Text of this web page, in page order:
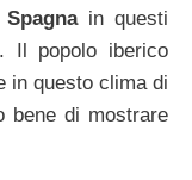
in questi
Il popolo iberico
in questo clima di
bene di mostrare